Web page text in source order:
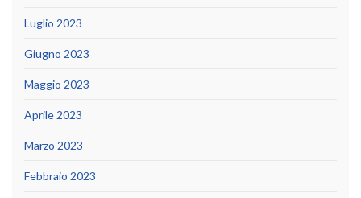
Luglio 2023
Giugno 2023
Maggio 2023
Aprile 2023
Marzo 2023
Febbraio 2023